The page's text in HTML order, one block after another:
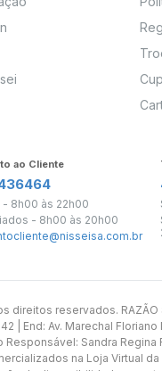
ao Cliente
- 8h00 às 22h00
- 8h00 às 20h00
reservados. RAZÃO
| End: Av. Marechal
Sandra Regina
na Loja Virtual da